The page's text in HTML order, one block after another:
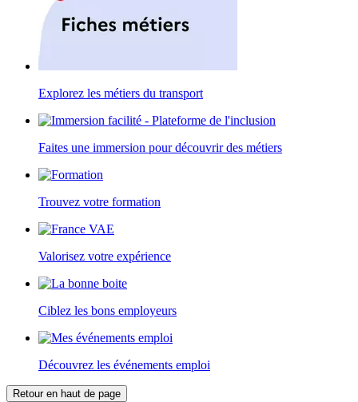
Explorez les métiers du transport
Faites une immersion pour découvrir des métiers
Trouvez votre formation
Valorisez votre expérience
Ciblez les bons employeurs
Découvrez les événements emploi
Retour en haut de page